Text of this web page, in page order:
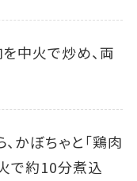
中火で炒め、両
かぼちゃと「鶏肉
で約10分煮込